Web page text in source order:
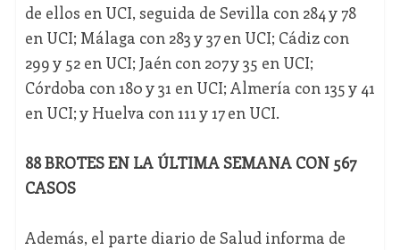
de ellos en UCI, seguida de Sevilla con 284 y 78
en UCI; Málaga con 283 y 37 en UCI; Cádiz con
299 y 52 en UCI; Jaén con 207 y 35 en UCI;
Córdoba con 180 y 31 en UCI; Almería con 135 y 41
en UCI; y Huelva con 111 y 17 en UCI.
88 BROTES EN LA ÚLTIMA SEMANA CON 567
CASOS
Además, el parte diario de Salud informa de